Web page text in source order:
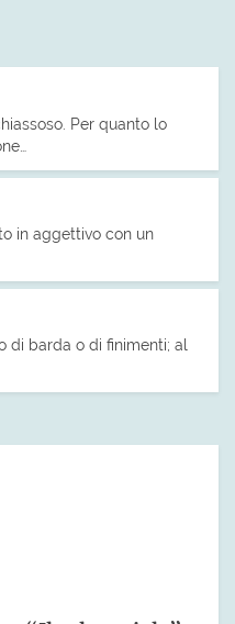
Per quanto lo
in aggettivo con un
di barda o di finimenti; al